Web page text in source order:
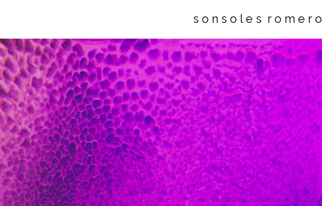
s o n s o l e s r o m e r o